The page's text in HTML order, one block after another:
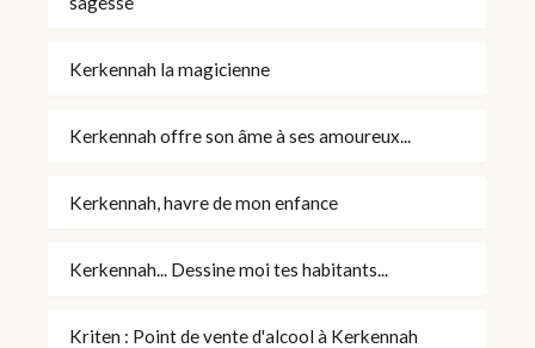
Kerkennah la magicienne
Kerkennah offre son âme à ses amoureux...
Kerkennah, havre de mon enfance
Kerkennah... Dessine moi tes habitants...
Kriten : Point de vente d'alcool à Kerkennah